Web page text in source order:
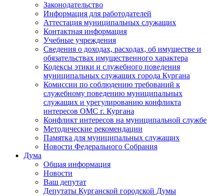
Законодательство
Информация для работодателей
Аттестация муниципальных служащих
Контактная информация
Учебные учреждения
Сведения о доходах, расходах, об имуществе и
обязательствах имущественного характера
Кодексы этики и служебного поведения
муниципальных служащих города Кургана
Комиссии по соблюдению требований к
служебному поведению муниципальных
служащих и урегулированию конфликта
интересов ОМС г. Кургана
Конфликт интересов на муниципальной службе
Методические рекомендации
Памятка для муниципальных служащих
Новости Федерального Cобрания
Дума
Общая информация
Новости
Ваш депутат
Депутаты Курганской городской Думы